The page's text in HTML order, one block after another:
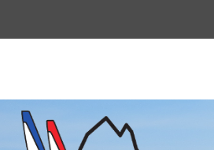
haut
La voile pour tous